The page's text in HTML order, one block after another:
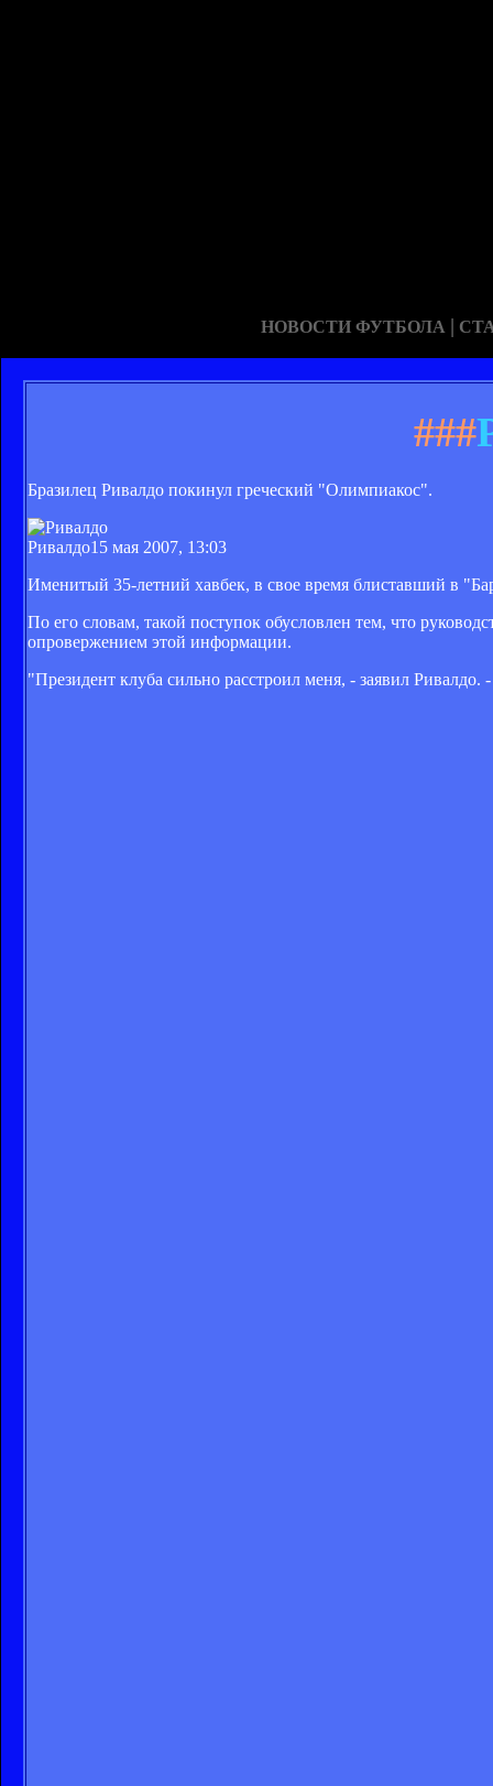
НОВОСТИ ФУТБОЛА |
###
Бразилец Ривалдо покинул греческий "Олимпиакос".
Ривалдо15 мая 2007, 13:03
Именитый 35-летний хавбек, в свое время блиставший в
По его словам, такой поступок обусловлен тем, что
опровержением этой информации.
"Президент клуба сильно расстроил меня, - заявил